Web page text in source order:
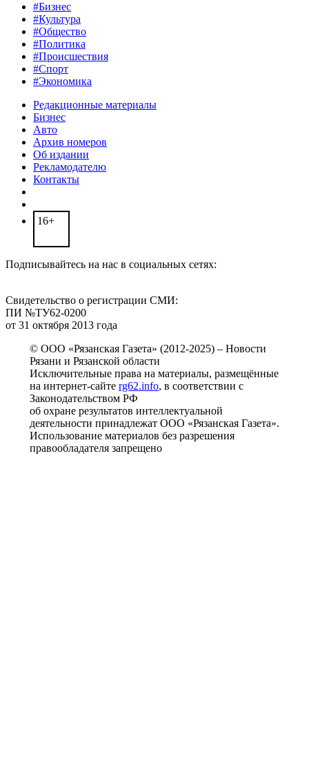
#Бизнес
#Культура
#Общество
#Политика
#Происшествия
#Спорт
#Экономика
Редакционные материалы
Бизнес
Авто
Архив номеров
Об издании
Рекламодателю
Контакты
16+
Подписывайтесь на нас в социальных сетях:
Свидетельство о регистрации СМИ:
ПИ №ТУ62-0200
от 31 октября 2013 года
© ООО «Рязанская Газета» (2012-2025) – Новости
Рязани и Рязанской области
Исключительные права на материалы, размещённые
на интернет-сайте rg62.info, в соответствии с
Законодательством РФ
об охране результатов интеллектуальной
деятельности принадлежат ООО «Рязанская Газета».
Использование материалов без разрешения
правообладателя запрещено